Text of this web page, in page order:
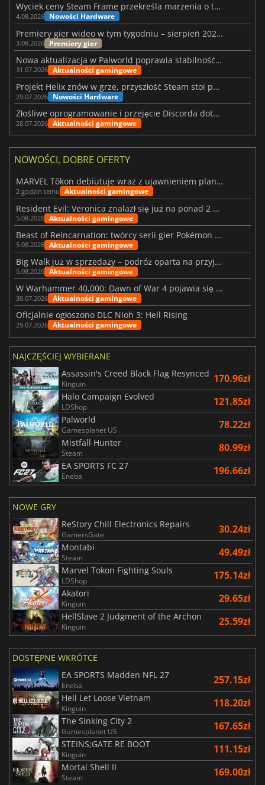
Wyciek ceny Steam Frame przekreśla marzenia o tanim zestawie VR
4.08.2026 Nowości Hardware
Premiery gier wideo w tym tygodniu – sierpień 2026 r. (32. tydzień)
3.08.2026 Premiery gier
Nowa aktualizacja w Palworld poprawia stabilność Sunreach i walk z bossami
31.07.2026 Aktualności gamingowe
Projekt Helix znów w grze, przyszłość Steam stoi pod znakiem zapytania
29.07.2026 Nowości Hardware
Złośliwe oprogramowanie i przejęcie Discorda dotknęły Meccha Chameleon
28.07.2026 Aktualności gamingowe
NOWOŚCI, DOBRE OFERTY
MARVEL Tōkon debiutuje wraz z ujawnieniem planu rozwoju na pierwszy rok
2 godzin temu Aktualności gamingowe
Resident Evil: Veronica znalazł się już na ponad 2 milionach list życzeń
5.08.2026 Aktualności gamingowe
Beast of Reincarnation: twórcy serii gier Pokémon wkraczają na nową ścieżkę
5.08.2026 Aktualności gamingowe
Big Walk już w sprzedaży – podróż oparta na przyjaźni
5.08.2026 Aktualności gamingowe
W Warhammer 40,000: Dawn of War 4 pojawia się frakcja Nekronów
30.07.2026 Aktualności gamingowe
Oficjalnie ogłoszono DLC Nioh 3: Hell Rising
29.07.2026 Aktualności gamingowe
NAJCZĘŚCIEJ WYBIERANE
Assassin's Creed Black Flag Resynced
Kinguin 170.96zł
Halo Campaign Evolved
LDShop 121.85zł
Palworld
Gamesplanet US 78.22zł
Mistfall Hunter
Steam 80.99zł
EA SPORTS FC 27
Eneba 196.66zł
NOWE GRY
ReStory Chill Electronics Repairs
GamersGate 30.24zł
Montabi
Steam 49.49zł
Marvel Tokon Fighting Souls
LDShop 175.14zł
Akatori
Kinguin 29.65zł
HellSlave 2 Judgment of the Archon
Kinguin 25.59zł
DOSTĘPNE WKRÓTCE
EA SPORTS Madden NFL 27
Eneba 257.15zł
Hell Let Loose Vietnam
Kinguin 118.20zł
The Sinking City 2
Gamesplanet US 167.65zł
STEINS;GATE RE BOOT
Kinguin 111.15zł
Mortal Shell II
Steam 169.00zł